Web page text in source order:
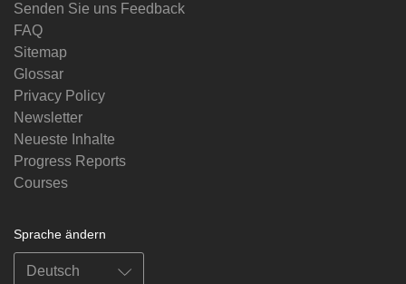
Senden Sie uns Feedback
FAQ
Sitemap
Glossar
Privacy Policy
Newsletter
Neueste Inhalte
Progress Reports
Courses
Sprache ändern